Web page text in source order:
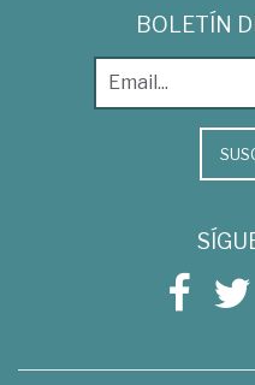
BOLETÍN